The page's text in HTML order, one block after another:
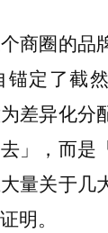
商圈的品
锚定了截
差异化分
」，而是
量关于几
明。